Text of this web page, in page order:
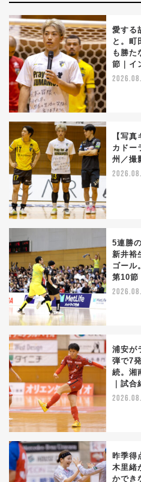
愛する
と。町
も勝た
節｜イ
【写
カドー
州／撮
5連勝
新井裕
ゴール
第10
浦安が
弾で7
続。湘
｜試合
昨季得
木里緒
かでき